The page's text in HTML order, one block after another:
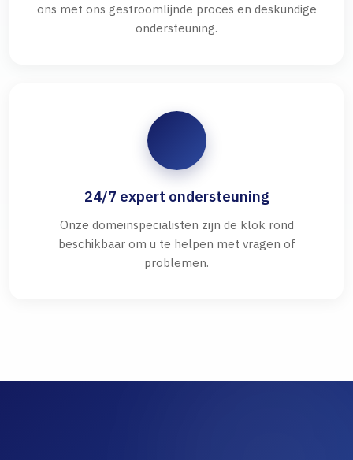
ons met ons gestroomlijnde proces en deskundige
ondersteuning.
24/7 expert ondersteuning
Onze domeinspecialisten zijn de klok rond
beschikbaar om u te helpen met vragen of
problemen.